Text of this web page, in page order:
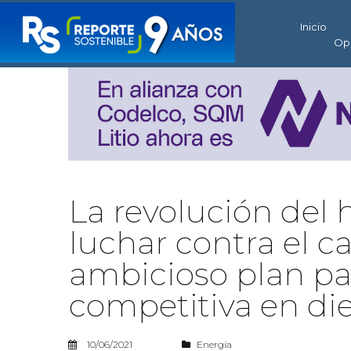
Inicio
La revolución del
luchar contra el
ambicioso plan
competitiva en
10/06/2021 Energía